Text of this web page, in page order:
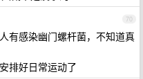
70
有感染幽门螺杆菌，不知道真
排好日常运动了